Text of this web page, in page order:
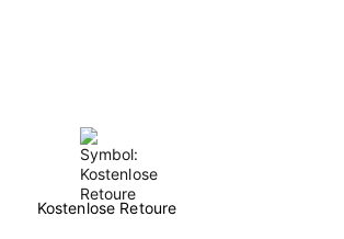
Kostenlose Retoure